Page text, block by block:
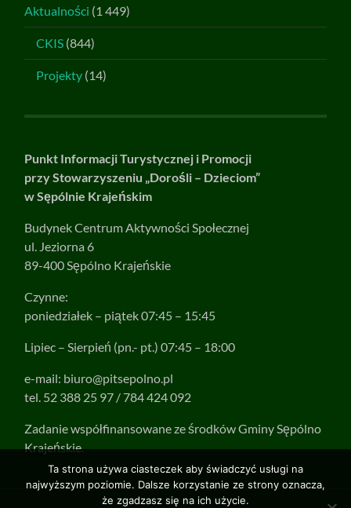
Aktualności (1 449)
CKIS (844)
Projekty (14)
Punkt Informacji Turystycznej i Promocji
przy Stowarzyszeniu „Dorośli – Dzieciom”
w Sępólnie Krajeńskim
Budynek Centrum Aktywności Społecznej
ul. Jeziorna 6
89-400 Sępólno Krajeńskie
Czynne:
poniedziałek – piątek 07:45 – 15:45
Lipiec – Sierpień (pn.- pt.) 07:45 – 18:00
e-mail: biuro@pitsepolno.pl
tel. 52 388 25 97 / 784 424 092
Zadanie współfinansowane ze środków Gminy Sępólno
Krajeńskie.
Ta strona używa ciasteczek aby świadczyć usługi na
najwyższym poziomie. Dalsze korzystanie ze strony oznacza,
że zgadzasz się na ich użycie.